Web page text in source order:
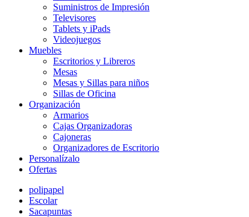
Suministros de Impresión
Televisores
Tablets y iPads
Videojuegos
Muebles
Escritorios y Libreros
Mesas
Mesas y Sillas para niños
Sillas de Oficina
Organización
Armarios
Cajas Organizadoras
Cajoneras
Organizadores de Escritorio
Personalízalo
Ofertas
polipapel
Escolar
Sacapuntas